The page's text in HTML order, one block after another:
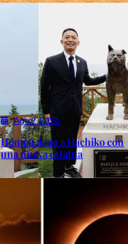
Ago 7, 2026
Homenajean a Hachiko con
una nueva estatua